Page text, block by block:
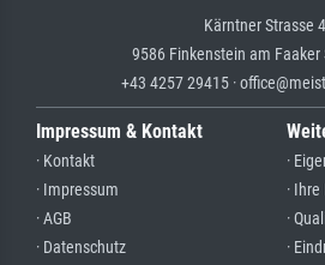
Kärntner Strasse
9586 Finkenstein am Faaker
+43 4257 29415 ·
Impressum & Kontakt
· Kontakt
· Impressum
· AGB
· Datenschutz
·
·
·
·